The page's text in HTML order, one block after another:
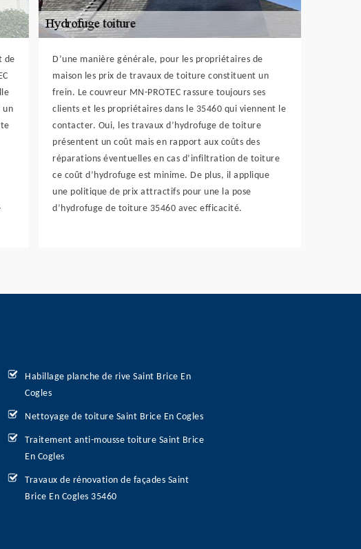
de
un
D’une manière générale, pour les propriétaires de
maison les prix de travaux de toiture constituent un
frein. Le couvreur MN-PROTEC rassure toujours ses
clients et les propriétaires dans le 35460 qui viennent le
contacter. Oui, les travaux d’hydrofuge de toiture
présentent un coût mais en rapport aux coûts des
réparations éventuelles en cas d’infiltration de toiture
ce coût d’hydrofuge est minime. De plus, il applique
une politique de prix attractifs pour une la pose
d’hydrofuge de toiture 35460 avec efficacité.
Habillage planche de rive Saint Brice En
Cogles
Nettoyage de toiture Saint Brice En Cogles
Traitement anti-mousse toiture Saint Brice
En Cogles
Travaux de rénovation de façades Saint
Brice En Cogles 35460